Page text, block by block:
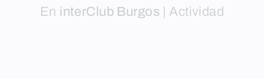
En interClub Burgos |Actividad